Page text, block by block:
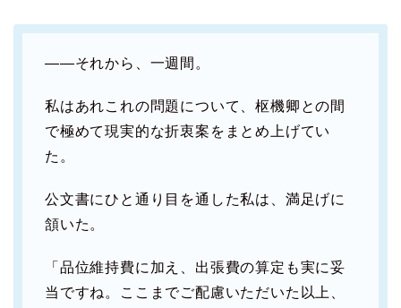
――それから、一週間。
私はあれこれの問題について、枢機卿との間
で極めて現実的な折衷案をまとめ上げてい
た。
公文書にひと通り目を通した私は、満足げに
頷いた。
「品位維持費に加え、出張費の算定も実に妥
当ですね。ここまでご配慮いただいた以上、